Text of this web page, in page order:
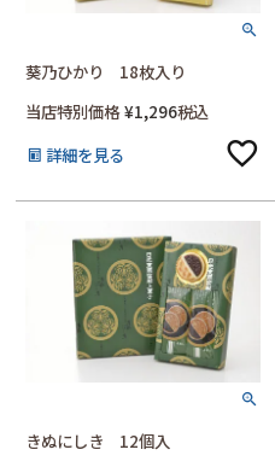
葵乃ひかり 18枚入り
当店特別価格 ¥1,296税込
詳細を見る
きぬにしき 12個入